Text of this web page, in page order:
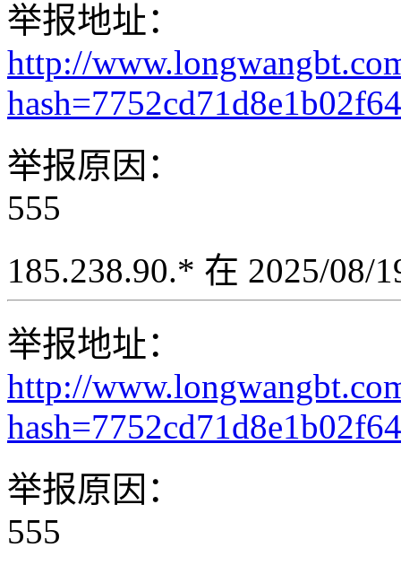
举报地址：
http://
举报原因：
555
185.238.90.* 在 2025/08/
举报地址：
http://
举报原因：
555